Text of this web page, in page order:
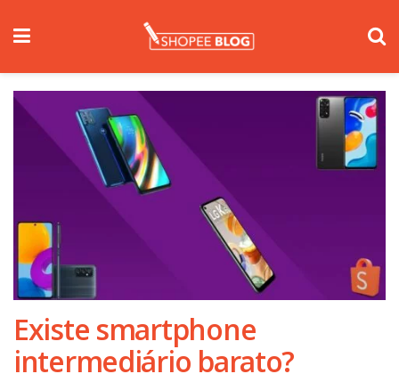
Existe smartphone
intermediário barato?